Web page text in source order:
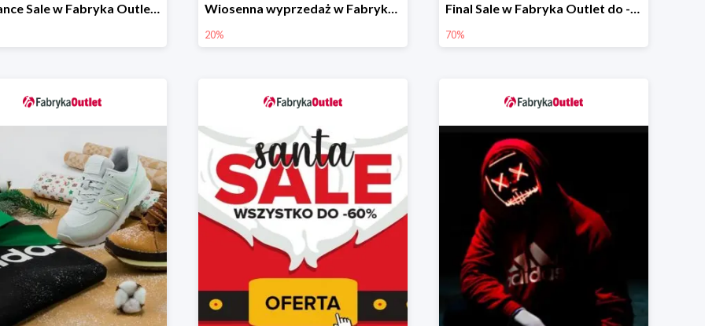
Clearance Sale w Fabryka Outlet do -60% Wiosenna wyprzedaż w Fabryka Outlet -20%
20%
Final Sale w Fabryka Outlet do -70%
70%